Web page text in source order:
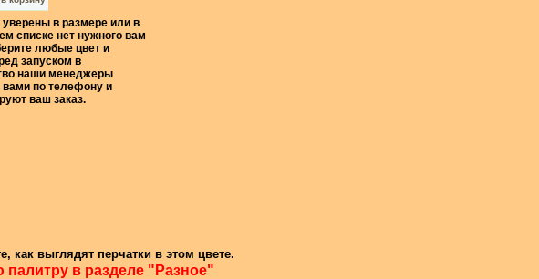
в размере или в
списке нет нужного вам
любые цвет и
запуском в
наши менеджеры
вами по телефону и
ваш заказ.
как выглядят перчатки в этом цвете.
в разделе "Разное"